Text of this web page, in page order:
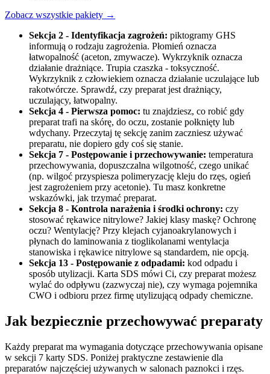
Zobacz wszystkie pakiety →
Sekcja 2 - Identyfikacja zagrożeń: piktogramy GHS
informują o rodzaju zagrożenia. Płomień oznacza
łatwopalność (aceton, zmywacze). Wykrzyknik oznacza
działanie drażniące. Trupia czaszka - toksyczność.
Wykrzyknik z człowiekiem oznacza działanie uczulające lub
rakotwórcze. Sprawdź, czy preparat jest drażniący,
uczulający, łatwopalny.
Sekcja 4 - Pierwsza pomoc: tu znajdziesz, co robić gdy
preparat trafi na skórę, do oczu, zostanie połknięty lub
wdychany. Przeczytaj tę sekcję zanim zaczniesz używać
preparatu, nie dopiero gdy coś się stanie.
Sekcja 7 - Postępowanie i przechowywanie: temperatura
przechowywania, dopuszczalna wilgotność, czego unikać
(np. wilgoć przyspiesza polimeryzację kleju do rzęs, ogień
jest zagrożeniem przy acetonie). Tu masz konkretne
wskazówki, jak trzymać preparat.
Sekcja 8 - Kontrola narażenia i środki ochrony: czy
stosować rękawice nitrylowe? Jakiej klasy maskę? Ochronę
oczu? Wentylację? Przy klejach cyjanoakrylanowych i
płynach do laminowania z tioglikolanami wentylacja
stanowiska i rękawice nitrylowe są standardem, nie opcją.
Sekcja 13 - Postępowanie z odpadami: kod odpadu i
sposób utylizacji. Karta SDS mówi Ci, czy preparat możesz
wylać do odpływu (zazwyczaj nie), czy wymaga pojemnika
CWO i odbioru przez firmę utylizującą odpady chemiczne.
Jak bezpiecznie przechowywać preparaty
Każdy preparat ma wymagania dotyczące przechowywania opisane
w sekcji 7 karty SDS. Poniżej praktyczne zestawienie dla
preparatów najczęściej używanych w salonach paznokci i rzęs.